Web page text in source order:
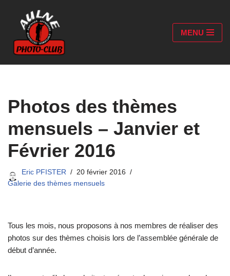
Aller
au
contenu
MENU
Photos des thèmes
mensuels – Janvier et
Février 2016
Eric PFISTER
20 février 2016
Galerie des thèmes mensuels
Tous les mois, nous proposons à nos membres de réaliser des
photos sur des thèmes choisis lors de l’assemblée générale de
début d’année.